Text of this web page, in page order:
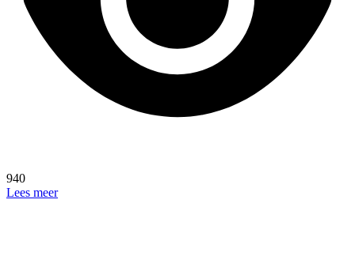
940
Lees meer